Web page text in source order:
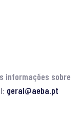
informações sobre
geral@aeba.pt